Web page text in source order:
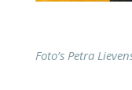
Foto’s Petra